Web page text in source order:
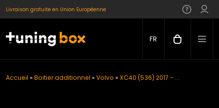
Livraison gratuite en Union Européenne
FR
Accueil » Boitier additionnel » Volvo » XC40 (536) 2017 - ...